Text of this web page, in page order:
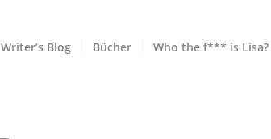
Writer’s Blog Bücher Who the f*** is Lisa?